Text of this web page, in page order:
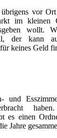
vor
im
wollt.
der kann
keines Geld
und
es einen
Jahre